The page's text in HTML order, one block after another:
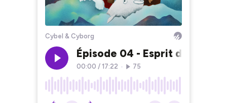
Cybel & Cyborg
Épisode 04 - Esprit d’équipe
00:00 / 17:22 75